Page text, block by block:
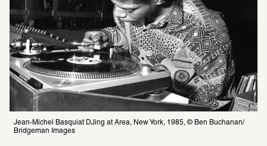
Jean-Michel Basquiat DJing at Area, New York, 1985, © Ben Buchanan/